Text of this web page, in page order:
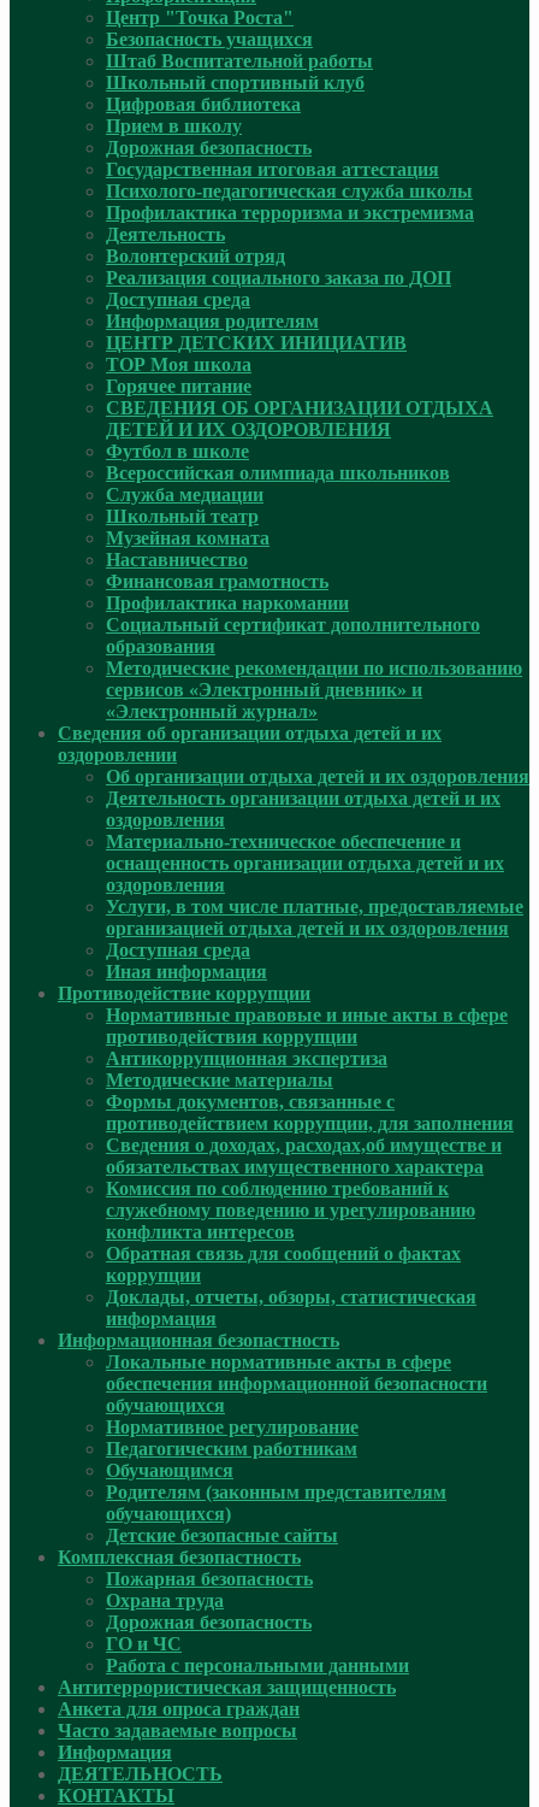
Центр "Точка Роста"
Безопасность учащихся
Штаб Воспитательной работы
Школьный спортивный клуб
Цифровая библиотека
Прием в школу
Дорожная безопасность
Государственная итоговая аттестация
Психолого-педагогическая служба школы
Профилактика терроризма и экстремизма
Деятельность
Волонтерский отряд
Реализация социального заказа по ДОП
Доступная среда
Информация родителям
ЦЕНТР ДЕТСКИХ ИНИЦИАТИВ
ТОР Моя школа
Горячее питание
СВЕДЕНИЯ ОБ ОРГАНИЗАЦИИ ОТДЫХА
ДЕТЕЙ И ИХ ОЗДОРОВЛЕНИЯ
Футбол в школе
Всероссийская олимпиада школьников
Служба медиации
Школьный театр
Музейная комната
Наставничество
Финансовая грамотность
Профилактика наркомании
Социальный сертификат дополнительного
образования
Методические рекомендации по использованию
сервисов «Электронный дневник» и
«Электронный журнал»
Сведения об организации отдыха детей и их
оздоровлении
Об организации отдыха детей и их оздоровления
Деятельность организации отдыха детей и их
оздоровления
Материально-техническое обеспечение и
оснащенность организации отдыха детей и их
оздоровления
Услуги, в том числе платные, предоставляемые
организацией отдыха детей и их оздоровления
Доступная среда
Иная информация
Противодействие коррупции
Нормативные правовые и иные акты в сфере
противодействия коррупции
Антикоррупционная экспертиза
Методические материалы
Формы документов, связанные с
противодействием коррупции, для заполнения
Сведения о доходах, расходах,об имуществе и
обязательствах имущественного характера
Комиссия по соблюдению требований к
служебному поведению и урегулированию
конфликта интересов
Обратная связь для сообщений о фактах
коррупции
Доклады, отчеты, обзоры, статистическая
информация
Информационная безопастность
Локальные нормативные акты в сфере
обеспечения информационной безопасности
обучающихся
Нормативное регулирование
Педагогическим работникам
Обучающимся
Родителям (законным представителям
обучающихся)
Детские безопасные сайты
Комплексная безопастность
Пожарная безопасность
Охрана труда
Дорожная безопасность
ГО и ЧС
Работа с персональными данными
Антитеррористическая защищенность
Анкета для опроса граждан
Часто задаваемые вопросы
Информация
ДЕЯТЕЛЬНОСТЬ
КОНТАКТЫ